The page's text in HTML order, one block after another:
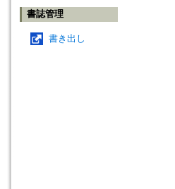
書誌管理
書き出し